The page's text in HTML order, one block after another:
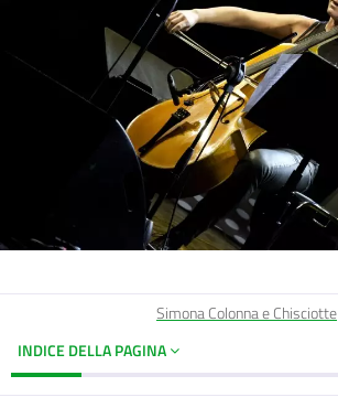
Simona Colonna e Chisciotte
INDICE DELLA PAGINA